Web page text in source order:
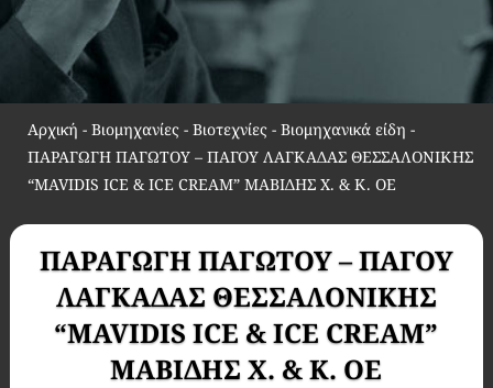
Αρχική - Βιομηχανίες - Βιοτεχνίες - Βιομηχανικά είδη -
ΠΑΡΑΓΩΓΗ ΠΑΓΩΤΟΥ – ΠΑΓΟΥ ΛΑΓΚΑΔΑΣ ΘΕΣΣΑΛΟΝΙΚΗΣ
“MAVIDIS ICE & ICE CREAM” ΜΑΒΙΔΗΣ Χ. & Κ. ΟΕ
ΠΑΡΑΓΩΓΗ ΠΑΓΩΤΟΥ – ΠΑΓΟΥ
ΛΑΓΚΑΔΑΣ ΘΕΣΣΑΛΟΝΙΚΗΣ
“MAVIDIS ICE & ICE CREAM”
ΜΑΒΙΔΗΣ Χ. & Κ. ΟΕ